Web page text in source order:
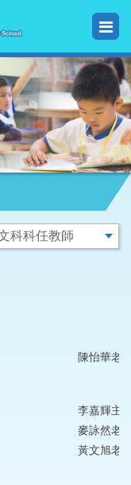
陳怡華老
李嘉輝主
麥詠然老
黃文旭老